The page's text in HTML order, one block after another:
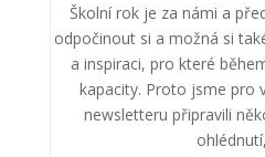
Školní rok je za námi a
odpočinout si a možná si
a inspiraci, pro které
kapacity. Proto jsme pro
newsletteru připravili